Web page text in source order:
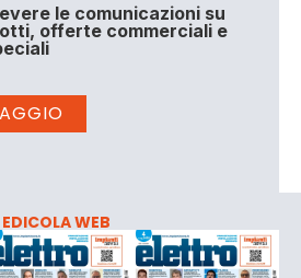
le comunicazioni su
offerte commerciali e
EDICOLA WEB